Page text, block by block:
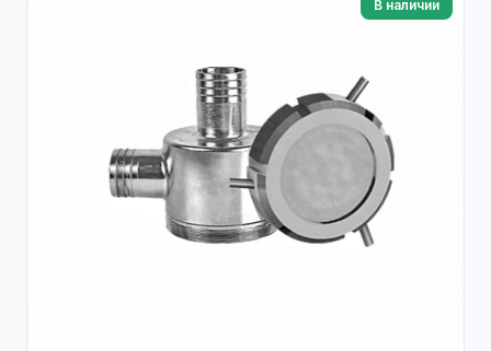
В наличии